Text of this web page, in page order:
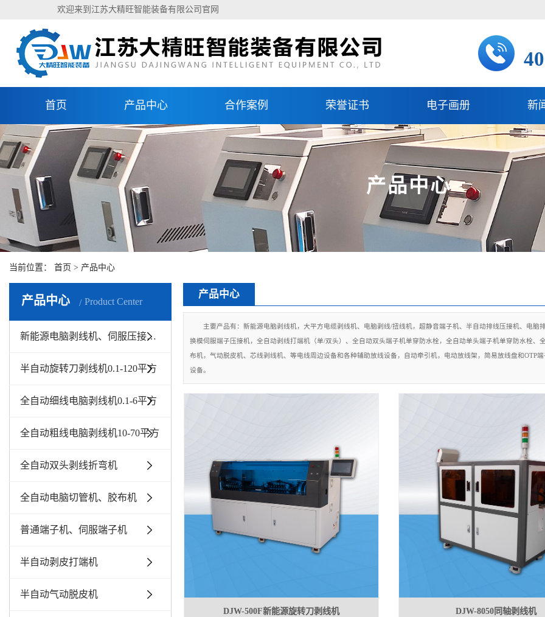
欢迎来到江苏大精旺智能装备有限公司官网
首页 产品中心 合作案例 荣誉证书 电子画册 新
产品中心
当前位置： 首页 > 产品中心
产品中心 Product Center
新能源电脑剥线机、伺服压接机10-300平方
半自动旋转刀剥线机0.1-120平方
全自动细线电脑剥线机0.1-6平方
全自动粗线电脑剥线机10-70平方
全自动双头剥线折弯机
全自动电脑切管机、胶布机
普通端子机、伺服端子机
半自动剥皮打端机
半自动气动脱皮机
产品中心
主要产品有：新能源电脑剥线机，大平方电缆剥线机、电脑剥线/扭线机，超静音端子机、半自动排线压接机、电
换模伺服端子压接机，全自动剥线打端机（单/双头）、全自动双头端子机单穿防水栓，全自动单头端子机单穿防水栓
布机，气动脱皮机、芯线剥线机、等电线周边设备和各种辅助放线设备，自动牵引机，电动放线架，简易放线盘和OTP
设备。
DJW-500F新能源旋转刀剥线机 DJW-8050同轴剥线机